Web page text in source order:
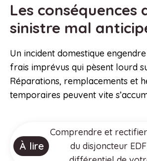
Les conséquences
sinistre mal
Un incident domestique
frais imprévus qui pèsent lourd
Réparations, remplacements et
temporaires peuvent vite
À lire
Comprendre et
du disjoncteur